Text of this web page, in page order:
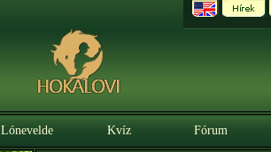
Lónevelde Kvíz Fórum